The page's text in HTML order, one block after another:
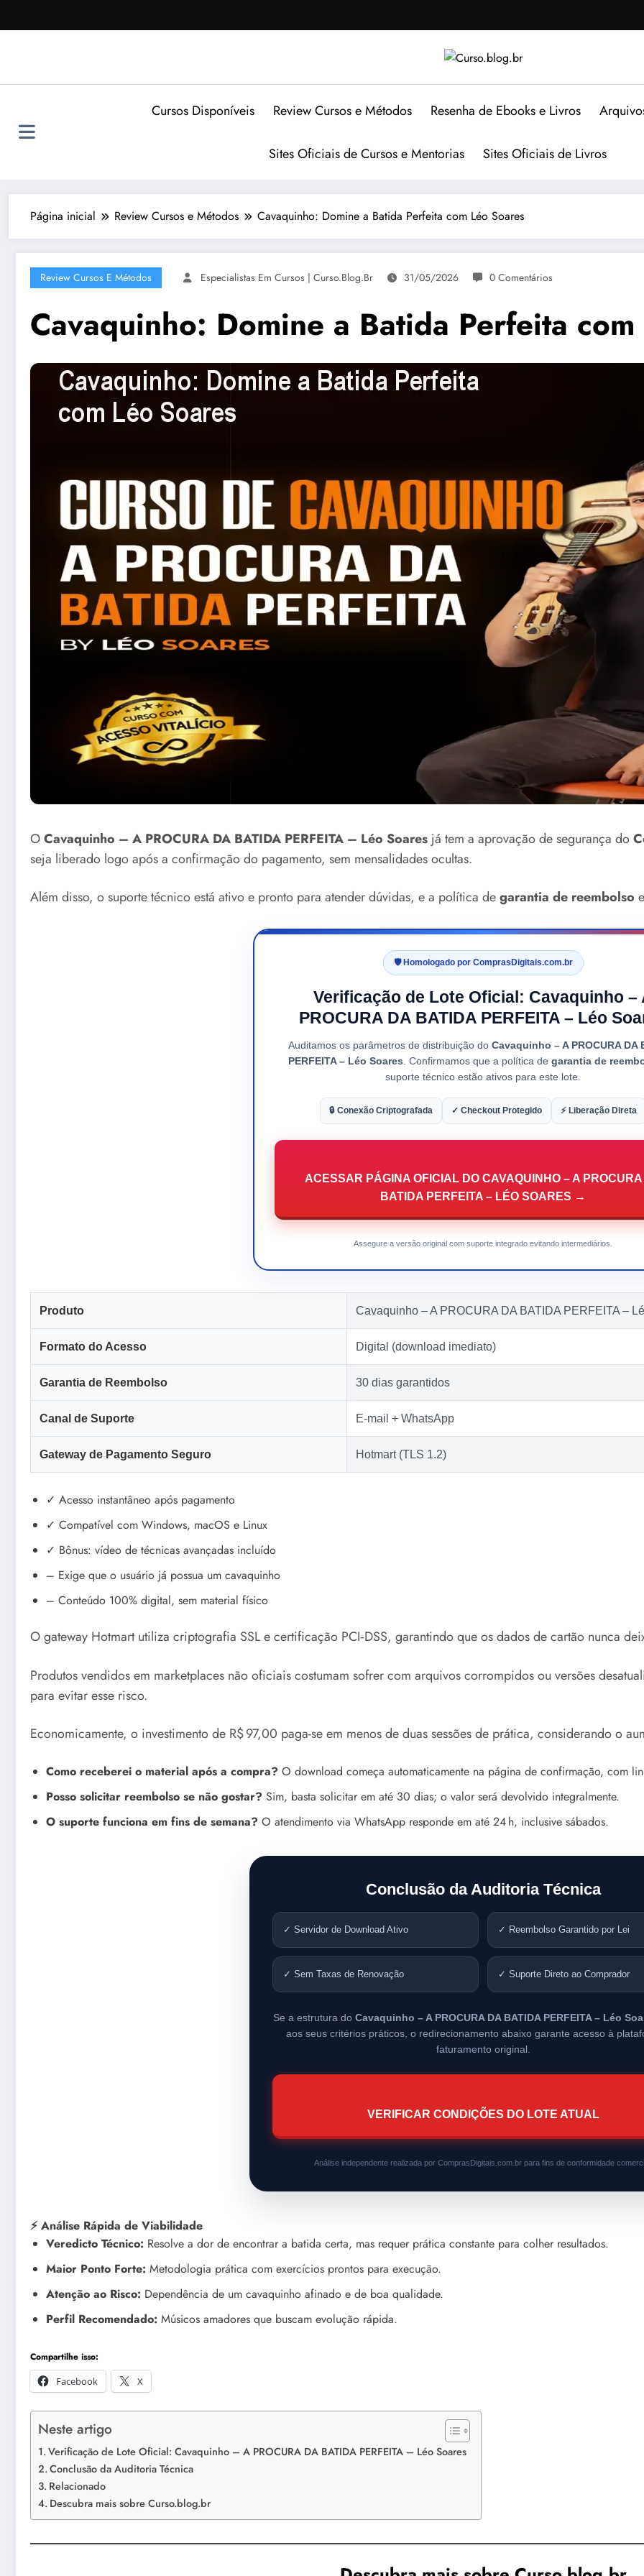
para
Cursos Disponíveis Review Cursos e Métodos Resenha de Ebooks e Livros
Sites Oficiais de Cursos e Mentorias Sites Oficiais de Livros
Página inicial Review Cursos e Métodos Cavaquinho: Domine a Batida Perfeita com Léo Soares
Review Cursos E Métodos Especialistas Em Cursos | Curso.blog.br 31/05/2026 0 Comentários
Cavaquinho: Domine a Batida Perfeita com
OCavaquinho – A PROCURA DA BATIDA PERFEITA – Léo Soares já tem a aprovação de segurança do
seja liberado logo após a confirmação do pagamento, sem mensalidades ocultas.
Além disso, o suporte técnico está ativo e pronto para atender dúvidas, e a política degarantia de reembolso
🛡️ Homologado por ComprasDigitais.com.br
Verificação de Lote Oficial: Cavaquinho –
PROCURA DA BATIDA PERFEITA – Léo
Auditamos os parâmetros de distribuição do Cavaquinho – A PROCURA DA
PERFEITA – Léo Soares. Confirmamos que a política de garantia de
suporte técnico estão ativos para este lote.
🔒 Conexão Criptografada ✓ Checkout Protegido ⚡ Liberação Direta
ACESSAR PÁGINA OFICIAL DO CAVAQUINHO – A
BATIDA PERFEITA – LÉO SOARES →
Assegure a versão original com suporte integrado evitando intermediários.
Produto Cavaquinho – A PROCURA DA BATIDA PERFEITA –
Formato do Acesso Digital (download imediato)
Garantia de Reembolso 30 dias garantidos
Canal de Suporte E‑mail + WhatsApp
Gateway de Pagamento Seguro Hotmart (TLS 1.2)
✓ Acesso instantâneo após pagamento
✓ Compatível com Windows, macOS e Linux
✓ Bônus: vídeo de técnicas avançadas incluído
– Exige que o usuário já possua um cavaquinho
– Conteúdo 100% digital, sem material físico
O gateway Hotmart utiliza criptografia SSL e certificação PCI‑DSS, garantindo que os dados de cartão nunca
Produtos vendidos em marketplaces não oficiais costumam sofrer com arquivos corrompidos ou versões
para evitar esse risco.
Economicamente, o investimento de R$ 97,00 paga-se em menos de duas sessões de prática, considerando o
Como receberei o material após a compra? O download começa automaticamente na página de confirmação, com
Posso solicitar reembolso se não gostar? Sim, basta solicitar em até 30 dias; o valor será devolvido integralmente.
O suporte funciona em fins de semana? O atendimento via WhatsApp responde em até 24 h, inclusive sábados.
Conclusão da Auditoria Técnica
✓ Servidor de Download Ativo ✓ Reembolso Garantido por Lei
✓ Sem Taxas de Renovação ✓ Suporte Direto ao Comprador
Se a estrutura do Cavaquinho – A PROCURA DA BATIDA PERFEITA – Léo
aos seus critérios práticos, o redirecionamento abaixo garante acesso à
faturamento original.
VERIFICAR CONDIÇÕES DO LOTE ATUAL
Análise independente realizada por ComprasDigitais.com.br para fins de conformidade
⚡ Análise Rápida de Viabilidade
Veredicto Técnico: Resolve a dor de encontrar a batida certa, mas requer prática constante para colher resultados.
Maior Ponto Forte: Metodologia prática com exercícios prontos para execução.
Atenção ao Risco: Dependência de um cavaquinho afinado e de boa qualidade.
Perfil Recomendado: Músicos amadores que buscam evolução rápida.
Compartilhe isso:
Facebook
X
Neste artigo
Verificação de Lote Oficial: Cavaquinho – A PROCURA DA BATIDA PERFEITA – Léo Soares
Conclusão da Auditoria Técnica
Relacionado
Descubra mais sobre Curso.blog.br